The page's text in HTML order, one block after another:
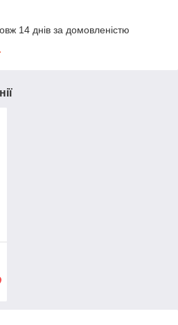
14 днів за домовленістю